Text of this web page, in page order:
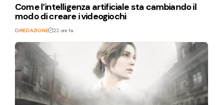
Come l’intelligenza artificiale sta cambiando il
modo di creare i videogiochi
DiREDAZIONE 22 ore fa